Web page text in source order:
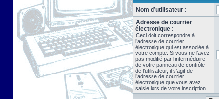
Nom d’utilisateur :
Adresse de courrier
électronique :
Ceci doit correspondre à
l’adresse de courrier
électronique qui est associée à
votre compte. Si vous ne l’avez
pas modifié par l’intermédiaire
de votre panneau de contrôle
de l’utilisateur, il s’agit de
l’adresse de courrier
électronique que vous avez
saisie lors de votre inscription.